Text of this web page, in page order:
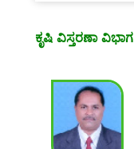
ಕೃಷಿ ವಿಸ್ತರಣಾ ವಿಭಾಗ